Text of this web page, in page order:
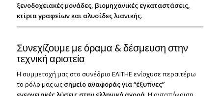
ξενοδοχειακές μονάδες, βιομηχανικές εγκαταστάσεις,
κτίρια γραφείων και αλυσίδες λιανικής.
Συνεχίζουμε με όραμα & δέσμευση στην
τεχνική αριστεία
Η συμμετοχή μας στο συνέδριο ΕΛΙΤΗΕ ενίσχυσε περαιτέρω
το ρόλο μας ως σημείο αναφοράς για “έξυπνες”